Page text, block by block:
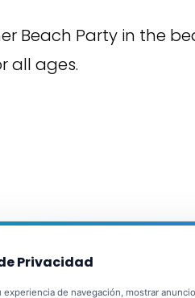
Beach Party in the
all ages.
Privacidad
experiencia de navegación, mostrar